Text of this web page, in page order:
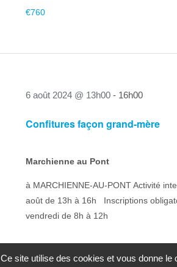
€760
Confitures façon grand-mère
6 août 2024 @ 13h00- 16h00
Marchienne au Pont
à MARCHIENNE-AU-PONT Activité
août de 13h à 16h Inscriptions
vendredi de 8h à 12h
7 août 2024
Ce site utilise des cookies et vous donne